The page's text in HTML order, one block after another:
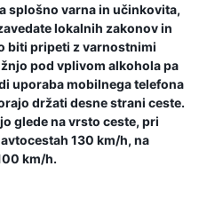
splošno varna in učinkovita,
lokalnih zakonov in
biti pripeti z varnostnimi
pod vplivom alkohola pa
uporaba mobilnega telefona
držati desne strani ceste.
glede na vrsto ceste, pri
130 km/h, na
km/h.